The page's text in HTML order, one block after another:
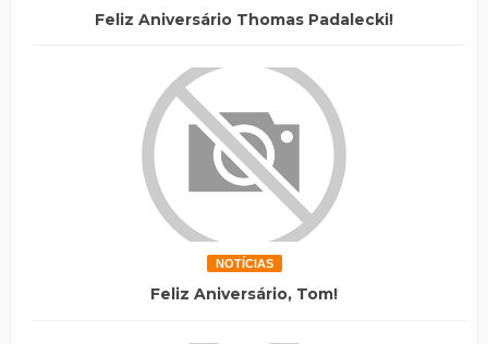
Feliz Aniversário Thomas Padalecki!
NOTÍCIAS
Feliz Aniversário, Tom!